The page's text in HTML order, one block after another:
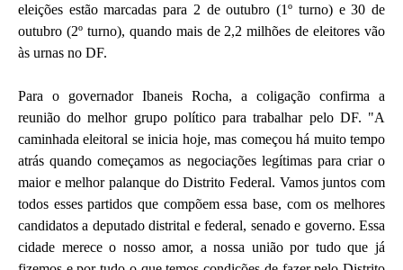
eleições estão marcadas para 2 de outubro (1º turno) e 30 de
outubro (2º turno), quando mais de 2,2 milhões de eleitores vão
às urnas no DF.
Para o governador Ibaneis Rocha, a coligação confirma a
reunião do melhor grupo político para trabalhar pelo DF. "A
caminhada eleitoral se inicia hoje, mas começou há muito tempo
atrás quando começamos as negociações legítimas para criar o
maior e melhor palanque do Distrito Federal. Vamos juntos com
todos esses partidos que compõem essa base, com os melhores
candidatos a deputado distrital e federal, senado e governo. Essa
cidade merece o nosso amor, a nossa união por tudo que já